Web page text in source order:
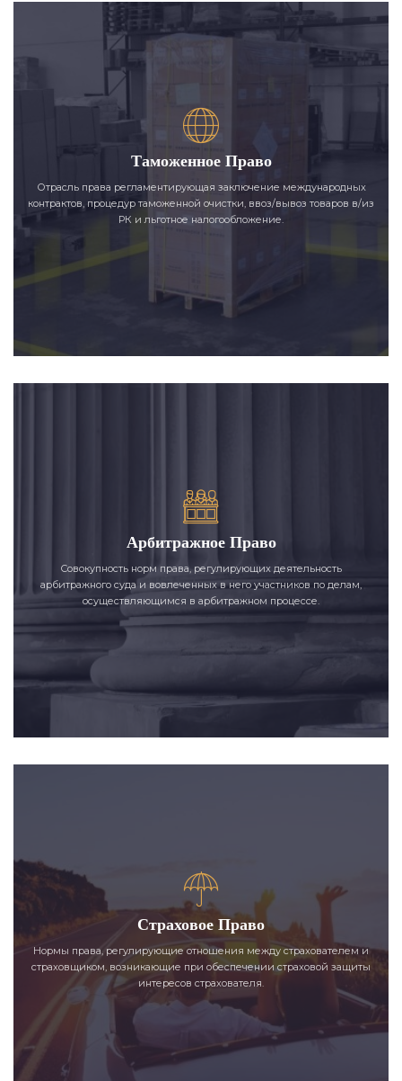
Таможенное Право
Отрасль права регламентирующая заключение международных
контрактов, процедур таможенной очистки, ввоз/вывоз товаров в/из
РК и льготное налогообложение.
Арбитражное Право
Совокупность норм права, регулирующих деятельность
арбитражного суда и вовлеченных в него участников по делам,
осуществляющимся в арбитражном процессе.
Страховое Право
Нормы права, регулирующие отношения между страхователем и
страховщиком, возникающие при обеспечении страховой защиты
интересов страхователя.